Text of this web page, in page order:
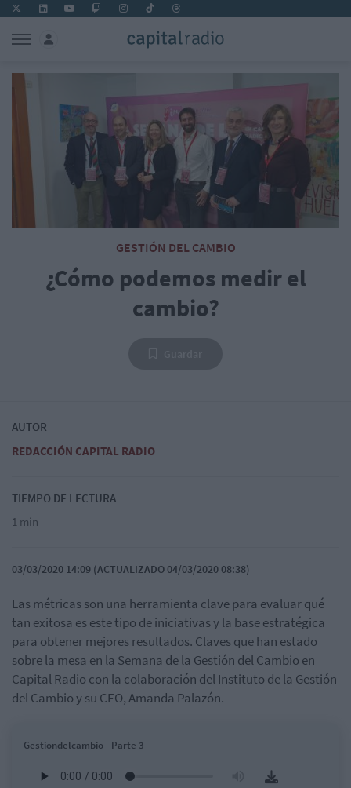
GESTIÓN DEL CAMBIO
¿Cómo podemos medir el
cambio?
AUTOR
REDACCIÓN CAPITAL RADIO
TIEMPO DE LECTURA
1 min
03/03/2020 14:09 (ACTUALIZADO 04/03/2020 08:38)
Las métricas son una herramienta clave para evaluar qué
tan exitosa es este tipo de iniciativas y la base estratégica
para obtener mejores resultados. Claves que han estado
sobre la mesa en la Semana de la Gestión del Cambio en
Capital Radio con la colaboración del Instituto de la Gestión
del Cambio y su CEO, Amanda Palazón.
Gestiondelcambio - Parte 3